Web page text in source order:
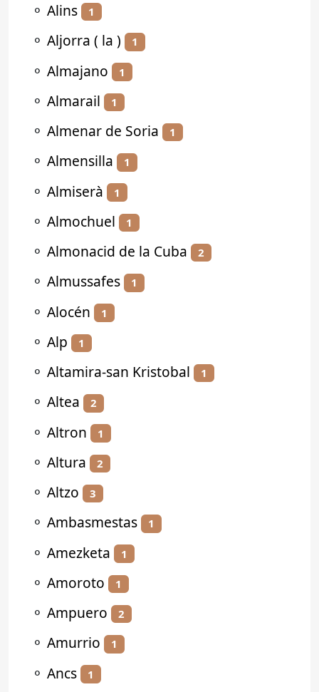
⚬ Alins 1
⚬ Aljorra ( la ) 1
⚬ Almajano 1
⚬ Almarail 1
⚬ Almenar de Soria 1
⚬ Almensilla 1
⚬ Almiserà 1
⚬ Almochuel 1
⚬ Almonacid de la Cuba 2
⚬ Almussafes 1
⚬ Alocén 1
⚬ Alp 1
⚬ Altamira-san Kristobal 1
⚬ Altea 2
⚬ Altron 1
⚬ Altura 2
⚬ Altzo 3
⚬ Ambasmestas 1
⚬ Amezketa 1
⚬ Amoroto 1
⚬ Ampuero 2
⚬ Amurrio 1
⚬ Ancs 1